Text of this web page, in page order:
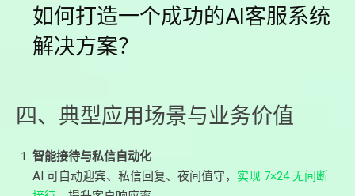
如何打造一个成功的AI客服系统
解决方案？
四、典型应用场景与业务价值
智能接待与私信自动化
AI 可自动迎宾、私信回复、夜间值守， 实现 7×24 无间断